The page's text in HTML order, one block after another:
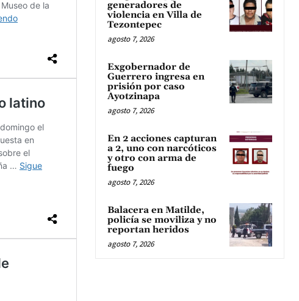
generadores de
violencia en Villa de
Tezontepec
agosto 7, 2026
Exgobernador de
Guerrero ingresa en
prisión por caso
Ayotzinapa
agosto 7, 2026
En 2 acciones capturan
a 2, uno con narcóticos
y otro con arma de
fuego
agosto 7, 2026
Balacera en Matilde,
policía se moviliza y no
reportan heridos
agosto 7, 2026